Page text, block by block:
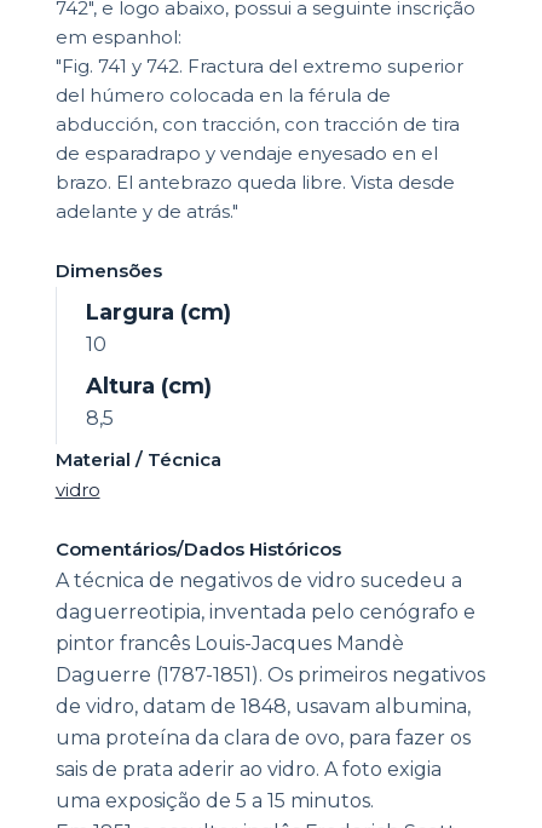
742", e logo abaixo, possui a seguinte inscrição
em espanhol:
"Fig. 741 y 742. Fractura del extremo superior
del húmero colocada en la férula de
abducción, con tracción, con tracción de tira
de esparadrapo y vendaje enyesado en el
brazo. El antebrazo queda libre. Vista desde
adelante y de atrás."
Dimensões
Largura (cm)
10
Altura (cm)
8,5
Material / Técnica
vidro
Comentários/Dados Históricos
A técnica de negativos de vidro sucedeu a
daguerreotipia, inventada pelo cenógrafo e
pintor francês Louis-Jacques Mandè
Daguerre (1787-1851). Os primeiros negativos
de vidro, datam de 1848, usavam albumina,
uma proteína da clara de ovo, para fazer os
sais de prata aderir ao vidro. A foto exigia
uma exposição de 5 a 15 minutos.